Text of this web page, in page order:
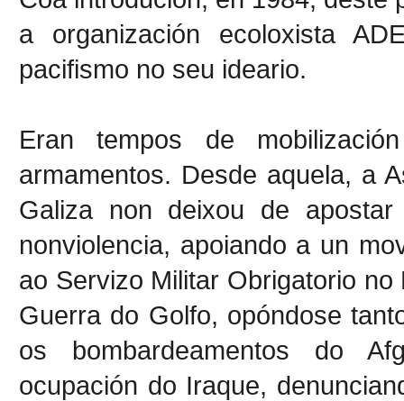
a organización ecoloxista
pacifismo no seu ideario.
Eran tempos de
armamentos. Desde aquela, a
Galiza non deixou de
nonviolencia, apoiando a un
ao Servizo Militar Obrigatorio
Guerra do Golfo, opóndose
os bombardeamentos do
ocupación do Iraque,